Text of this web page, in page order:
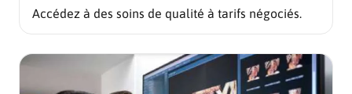
Accédez à des soins de qualité à tarifs négociés.